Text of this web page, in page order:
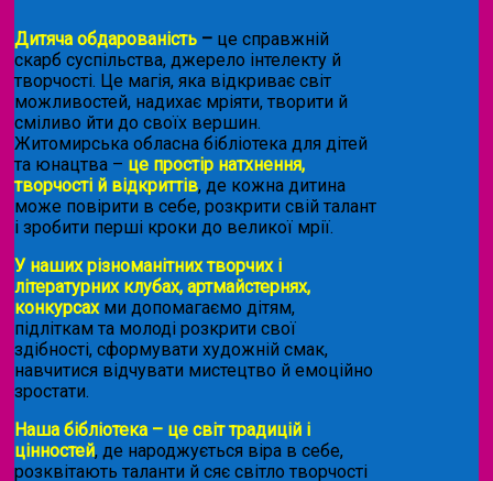
Дитяча обдарованість – це справжній
скарб суспільства, джерело інтелекту й
творчості. Це магія, яка відкриває світ
можливостей, надихає мріяти, творити й
сміливо йти до своїх вершин.
Житомирська обласна бібліотека для дітей
та юнацтва – це простір натхнення,
творчості й відкриттів, де кожна дитина
може повірити в себе, розкрити свій талант
і зробити перші кроки до великої мрії.
У наших різноманітних творчих і
літературних клубах, артмайстернях,
конкурсахми допомагаємо дітям,
підліткам та молоді розкрити свої
здібності, сформувати художній смак,
навчитися відчувати мистецтво й емоційно
зростати.
Наша бібліотека – це світ традицій і
цінностей, де народжується віра в себе,
розквітають таланти й сяє світло творчості